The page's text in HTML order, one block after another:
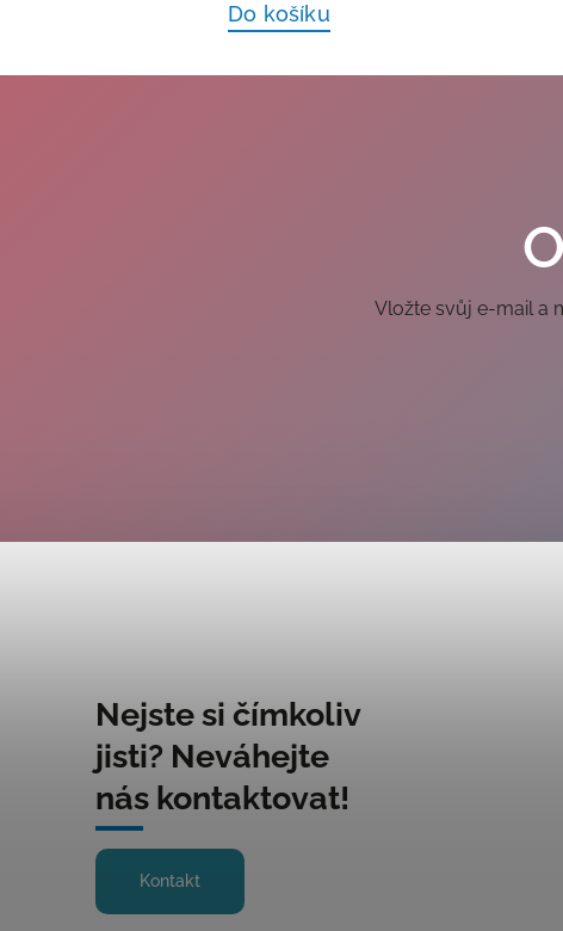
Do košíku
Vložte svůj e-mail a
Nejste si čímkoliv
jisti? Neváhejte
nás kontaktovat!
Kontakt